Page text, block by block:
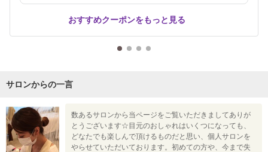
おすすめクーポンをもっと見る
サロンからの一言
数あるサロンから当ページをご覧いただきましてありが
とうございます☆目元のおしゃれはいくつになっても、
どなたでも楽しんで頂けるものだと思い、個人サロンを
やらせていただいております。初めての方や、今まで失